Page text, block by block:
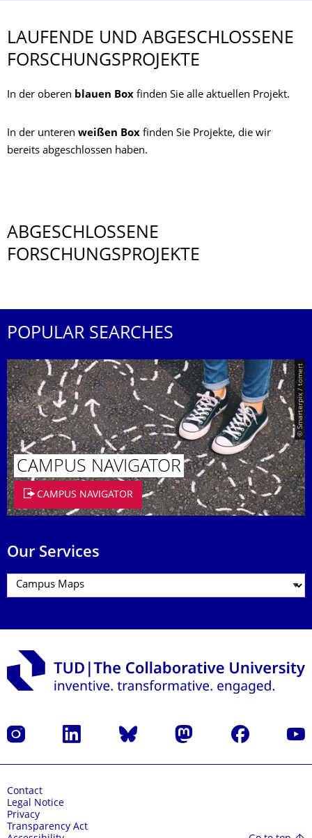
LAUFENDE UND ABGESCHLOSSENE
FORSCHUNGSPRO­JEKTE
In der oberen blauen Box finden Sie alle aktuellen Projekt.
In der unteren weißen Box finden Sie Projekte, die wir
bereits abgeschlossen haben.
ABGESCHLOSSENE
FORSCHUNGSPROJEKTE
POPULAR SEARCHES
© Smarterpix / tomert
CAMPUS NAVIGATOR
CAMPUS NAVIGATOR
Our Services
Instagram LinkedIn Bluesky Mastodon Facebook
Contact
Legal Notice
Privacy
Transparency Act